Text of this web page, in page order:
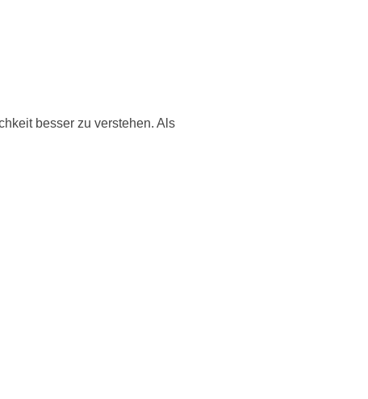
besser zu verstehen. Als